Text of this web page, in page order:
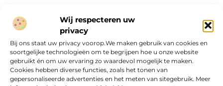
Wij respecteren uw
privacy
Bij ons staat uw privacy voorop.We maken gebruik van cookies en
soortgelijke technologieën om te begrijpen hoe u onze website
gebruikt én om uw ervaring zo waardevol mogelijk te maken.
Cookies hebben diverse functies, zoals het tonen van
gepersonaliseerde advertenties en het meten van sitegebruik. Meer
Onze informatie